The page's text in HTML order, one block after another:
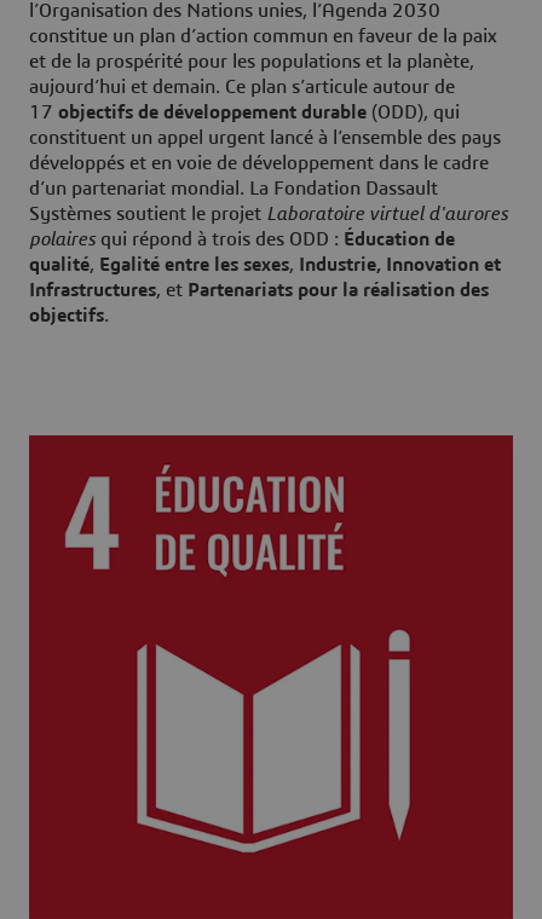
l’Organisation des Nations unies, l’Agenda 2030
constitue un plan d’action commun en faveur de la paix
et de la prospérité pour les populations et la planète,
aujourd’hui et demain. Ce plan s’articule autour de
17 objectifs de développement durable (ODD), qui
constituent un appel urgent lancé à l’ensemble des pays
développés et en voie de développement dans le cadre
d’un partenariat mondial. La Fondation Dassault
Systèmes soutient le projet Laboratoire virtuel d'aurores
polaires qui répond à trois des ODD : Éducation de
qualité, Egalité entre les sexes, Industrie, Innovation et
Infrastructures, et Partenariats pour la réalisation des
objectifs.